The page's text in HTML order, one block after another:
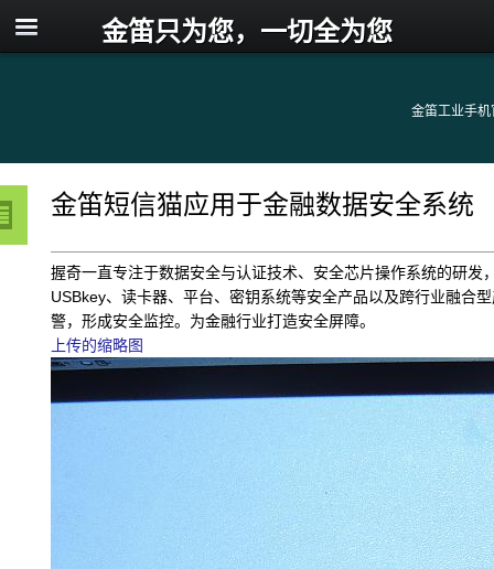
金笛工业手机
金笛只为您，一切全为您
金笛短信猫应用于金融数据安全系统
握奇一直专注于数据安全与认证技术、安全芯片操作系统的研
USBkey、读卡器、平台、密钥系统等安全产品以及跨行业融合
警，形成安全监控。为金融行业打造安全屏障。
上传的缩略图